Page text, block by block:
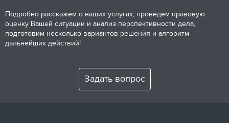
Подробно расскажем о наших услугах, проведем правовую
оценку Вашей ситуации и анализ перспективности дела,
подготовим несколько вариантов решения и алгоритм
дальнейших действий!
Задать вопрос